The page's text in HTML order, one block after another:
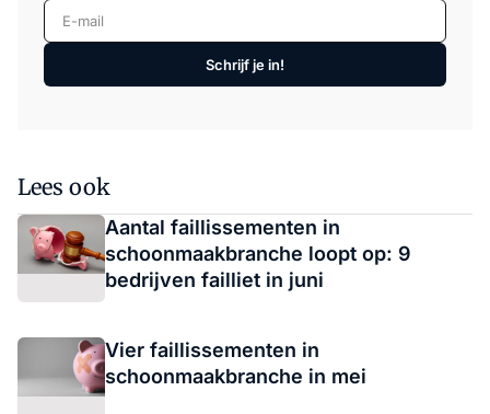
E-mail
Schrijf je in!
Lees ook
Aantal faillissementen in
schoonmaakbranche loopt op: 9
bedrijven failliet in juni
Vier faillissementen in
schoonmaakbranche in mei